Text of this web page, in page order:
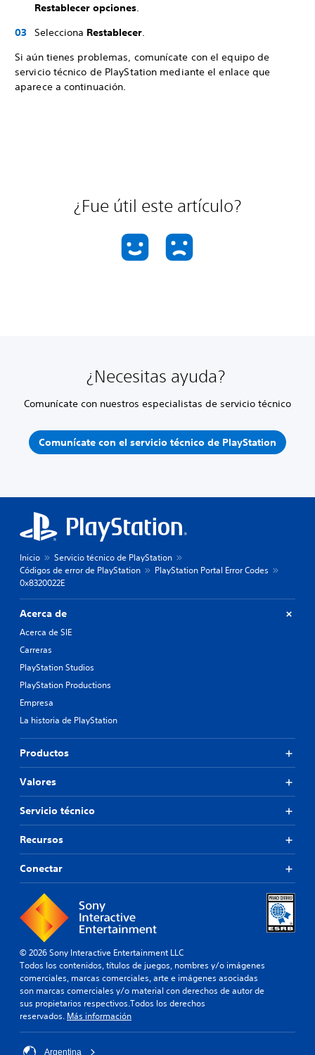
Restablecer opciones.
Selecciona Restablecer.
Si aún tienes problemas, comunícate con el equipo de
servicio técnico de PlayStation mediante el enlace que
aparece a continuación.
¿Fue útil este artículo?
¿Necesitas ayuda?
Comunícate con nuestros especialistas de servicio técnico
Comunícate con el servicio técnico de PlayStation
Inicio
Servicio técnico de PlayStation
Códigos de error de PlayStation
PlayStation Portal Error Codes
0x8320022E
Acerca de
Acerca de SIE
Carreras
PlayStation Studios
PlayStation Productions
Empresa
La historia de PlayStation
Productos
Valores
Servicio técnico
Recursos
Conectar
© 2026 Sony Interactive Entertainment LLC
Todos los contenidos, títulos de juegos, nombres y/o imágenes
comerciales, marcas comerciales, arte e imágenes asociadas
son marcas comerciales y/o material con derechos de autor de
sus propietarios respectivos.Todos los derechos
reservados. Más información
Argentina